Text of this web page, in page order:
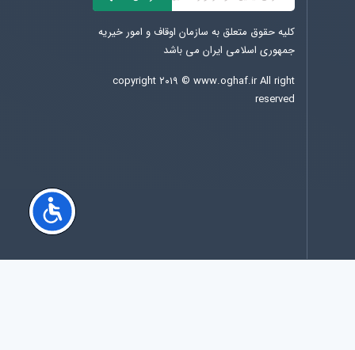
کلیه حقوق متعلق به سازمان اوقاف و امور خیریه
جمهوری اسلامی ایران می باشد
copyright ۲۰۱۹ © www.oghaf.irAll right
reserved